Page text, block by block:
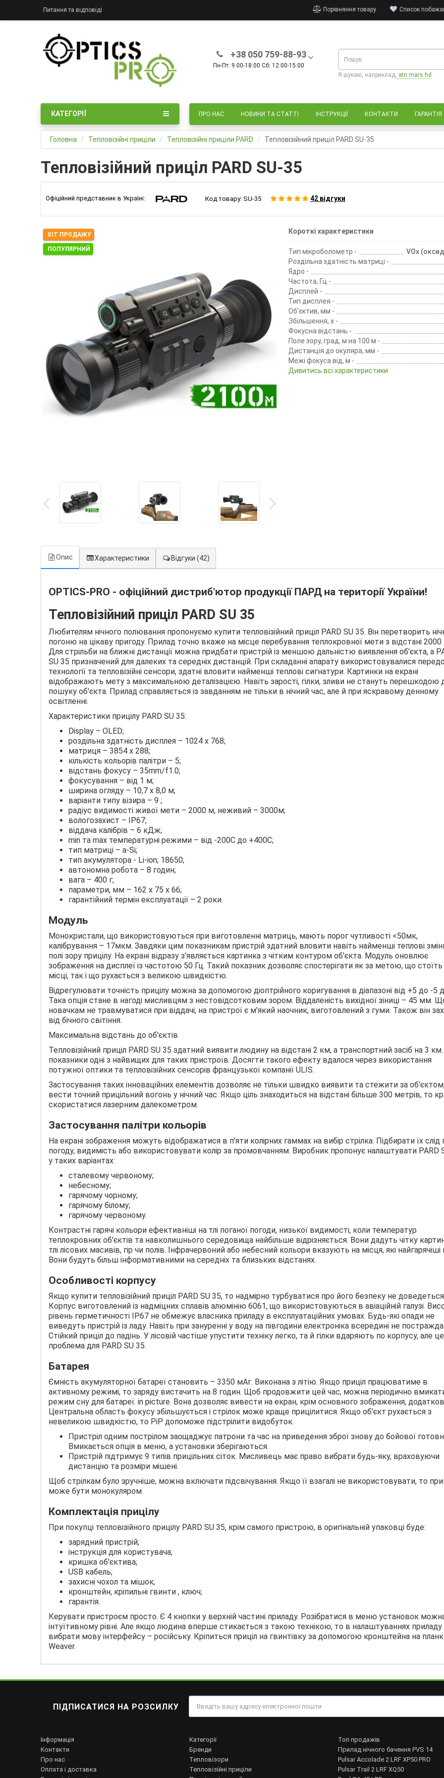
Питання та відповіді Список
Порівняння товару
+38 050 759-88-93
Пн-Пт: 9:00-18:00 Сб: 12:00-15:00
Я шукаю, наприклад, atn mars hd
ПРО НАС НОВИНИ ТА СТАТТІ ІНСТРУКЦІЇ КОНТАКТИ
КАТЕГОРІЇ
Головна Тепловізійні приціли Тепловізійні приціли PARD Тепловізійний приціл PARD SU-35
Тепловізійний приціл PARD SU-35
Офіційний представник в Україні: Код товару: SU-35 42 відгуки
ХІТ ПРОДАЖУ
ПОПУЛЯРНИЙ
Короткі характеристики
Тип мікроболометр -
VOx
Роздільна здатність матриці -
Ядро -
Частота, Гц -
Дисплей -
Тип дисплея -
Об'єктив, мм -
Збільшення, х -
Фокусна відстань -
Поле зору, град, м на 100 м -
Дистанція до окуляра, мм -
Межі фокуса від, м -
Дивитись всі характеристики
Опис Характеристики Відгуки (42)
OPTICS-PRO - офіційний дистриб'ютор продукції ПАРД на території України!
Тепловізійний приціл PARD SU 35
Любителям нічного полювання пропонуємо купити тепловізійний приціл PARD SU 35. Він перетворить
погоню на цікаву пригоду. Прилад точно вкаже на місце перебування теплокровної мети з відстані 2000
Для стрільби на ближні дистанції можна придбати пристрій із меншою дальністю виявлення об'єкта, а
SU 35 призначений для далеких та середніх дистанцій. При складанні апарату використовувалися
технології та тепловізійні сенсори, здатні вловити найменші теплові сигнатури. Картинки на екрані
відображають мету з максимальною деталізацією. Навіть зарості, гілки, зливи не стануть перешкодою
пошуку об'єкта. Прилад справляється із завданням не тільки в нічний час, але й при яскравому денному
освітленні.
Характеристики прицілу PARD SU 35:
Display – ОLЕD;
роздільна здатність дисплея – 1024 х 768;
матриця – 3854 х 288;
кількість кольорів палітри – 5;
відстань фокусу – 35mm/f1.0;
фокусування – від 1 м;
ширина огляду – 10,7 х 8,0 м;
варіанти типу візира – 9 ;
радіус видимості живої мети – 2000 м, неживий – 3000м;
вологозахист – ІР67;
віддача калібрів – 6 кДж;
min та max температурні режими – від -200С до +400С;
тип матриці – a-Si;
тип акумулятора - Li-ion; 18650;
автономна робота – 8 годин;
вага – 400 г;
параметри, мм – 162 х 75 х 66;
гарантійний термін експлуатації – 2 роки.
Модуль
Монокристали, що використовуються при виготовленні матриць, мають порог чутливості <50мк,
калібрування – 17мкм. Завдяки цим показникам пристрій здатний вловити навіть найменші теплові
полі зору прицілу. На екрані відразу з'являється картинка з чітким контуром об'єкта. Модуль оновлює
зображення на дисплеї із частотою 50 Гц. Такий показник дозволяє спостерігати як за метою, що стоїть
місці, так і що рухається з великою швидкістю.
Відрегулювати точність прицілу можна за допомогою діоптрійного коригування в діапазоні від +5 до -5
Така опція стане в нагоді мисливцям з нестовідсотковим зором. Віддаленість вихідної зіниці – 45 мм.
новачкам не травмуватися при віддачі, на пристрої є м'який наочник, виготовлений з гуми. Також він
від бічного світіння.
Максимальна відстань до об'єктів
Тепловізійний приціл PARD SU 35 здатний виявити людину на відстані 2 км, а транспортний засіб на 3 км.
показники одні з найвищих для таких пристроїв. Досягти такого ефекту вдалося через використання
потужної оптики та тепловізійних сенсорів французької компанії ULIS.
Застосування таких інноваційних елементів дозволяє не тільки швидко виявити та стежити за
вести точний прицільний вогонь у нічний час. Якщо ціль знаходиться на відстані більше 300 метрів, то
скористатися лазерним далекометром.
Застосування палітри кольорів
На екрані зображення можуть відображатися в п'яти колірних гаммах на вибір стрілка. Підбирати їх слід
погоду, видимість або використовувати колір за промовчанням. Виробник пропонує налаштувати PARD
у таких варіантах:
сталевому червоному;
небесному;
гарячому чорному;
гарячому білому;
гарячому червоному.
Контрастні гарячі кольори ефективніші на тлі поганої погоди, низької видимості, коли температур
теплокровних об'єктів та навколишнього середовища найбільше відрізняється. Вони дадуть чітку
тлі лісових масивів, гір чи полів. Інфрачервоний або небесний кольори вказують на місця, які найгарячіші
Вони будуть більш інформативними на середніх та близьких відстанях.
Особливості корпусу
Якщо купити тепловізійний приціл PARD SU 35, то надмірно турбуватися про його безпеку не
Корпус виготовлений із надміцних сплавів алюмінію 6061, що використовуються в авіаційній галузі.
рівень герметичності ІР67 не обмежує власника приладу в експлуатаційних умовах. Будь-які опади не
виведуть пристрій із ладу. Навіть при зануренні у воду на півгодини електроніка всередині не
Стійкий приціл до падінь. У лісовій частіше упустити техніку легко, та й гілки вдаряють по корпусу, але
проблема для PARD SU 35.
Батарея
Ємність акумуляторної батареї становить – 3350 мАг. Виконана з літію. Якщо приціл працюватиме в
активному режимі, то заряду вистачить на 8 годин. Щоб продовжити цей час, можна періодично
режим сну для батареї. in picture. Вона дозволяє вивести на екран, крім основного зображення,
Центральна область фокусу збільшується і стрілок може краще прицілитися. Якщо об'єкт рухається з
невеликою швидкістю, то РіР допоможе підстрілити видобуток.
Пристріл одним пострілом заощаджує патрони та час на приведення зброї знову до бойової
Вмикається опція в меню, а установки зберігаються.
Пристрій підтримує 9 типів прицільних сіток. Мисливець має право вибрати будь-яку, враховуючи
дистанцію та розміри мішені.
Щоб стрілкам було зручніше, можна включати підсвічування. Якщо її взагалі не використовувати, то
може бути монокуляром.
Комплектація прицілу
При покупці тепловізійного прицілу PARD SU 35, крім самого пристрою, в оригінальній упаковці буде:
зарядний пристрій;
інструкція для користувача;
кришка об'єктива;
USB кабель;
захисні чохол та мішок;
кронштейн, кріпильні гвинти , ключ;
гарантія.
Керувати пристроєм просто. Є 4 кнопки у верхній частині приладу. Розібратися в меню установок
інтуїтивному рівні. Але якщо людина вперше стикається з такою технікою, то в налаштуваннях приладу
вибрати мову інтерфейсу – російську. Кріпиться приціл на гвинтівку за допомогою кронштейна на
Weaver.
ПІДПИСАТИСЯ НА РОЗСИЛКУ
Інформація
Контакти
Про нас
Оплата і доставка
Категорії
Бренди
Тепловізори
Тепловізійні приціли
Топ продажів
Прилад нічного бачення PVS 14
Pulsar Accolade 2 LRF XP50 PRO
Pulsar Trail 2 LRF XQ50